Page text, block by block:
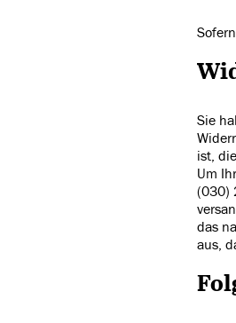
Sie
ist,
Um
(030)
das
aus,